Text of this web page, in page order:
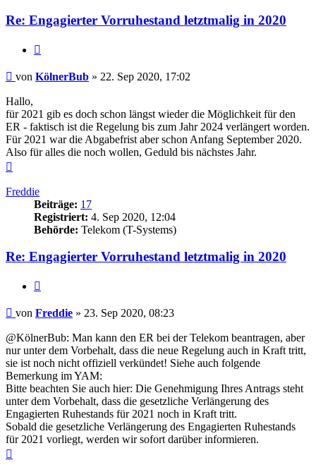
Re: Engagierter Vorruhestand letztmalig in 2020
Beitrag
von KölnerBub » 22. Sep 2020, 17:02
Hallo,
für 2021 gib es doch schon längst wieder die Möglichkeit für den
ER - faktisch ist die Regelung bis zum Jahr 2024 verlängert worden.
Für 2021 war die Abgabefrist aber schon Anfang September 2020.
Also für alles die noch wollen, Geduld bis nächstes Jahr.
Freddie
Beiträge: 17
Registriert: 4. Sep 2020, 12:04
Behörde: Telekom (T-Systems)
Re: Engagierter Vorruhestand letztmalig in 2020
Beitrag
von Freddie » 23. Sep 2020, 08:23
@KölnerBub: Man kann den ER bei der Telekom beantragen, aber
nur unter dem Vorbehalt, dass die neue Regelung auch in Kraft tritt,
sie ist noch nicht offiziell verkündet! Siehe auch folgende
Bemerkung im YAM:
Bitte beachten Sie auch hier: Die Genehmigung Ihres Antrags steht
unter dem Vorbehalt, dass die gesetzliche Verlängerung des
Engagierten Ruhestands für 2021 noch in Kraft tritt.
Sobald die gesetzliche Verlängerung des Engagierten Ruhestands
für 2021 vorliegt, werden wir sofort darüber informieren.